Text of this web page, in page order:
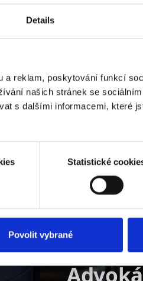
Details
a reklam, poskytování funkcí
našich stránek se
s dalšími informacemi, které
Statistické
Povolit vybrané